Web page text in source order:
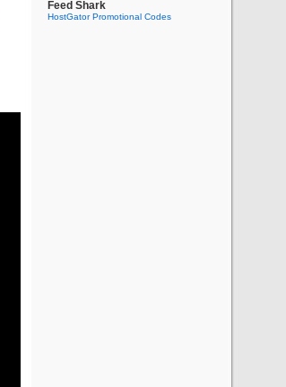
Feed Shark
HostGator Promotional Codes